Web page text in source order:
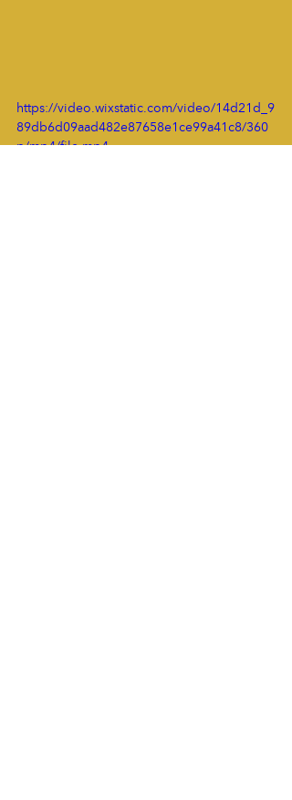
https://video.wixstatic.com/video/14d21d_9
89db6d09aad482e87658e1ce99a41c8/360
p/mp4/file.mp4